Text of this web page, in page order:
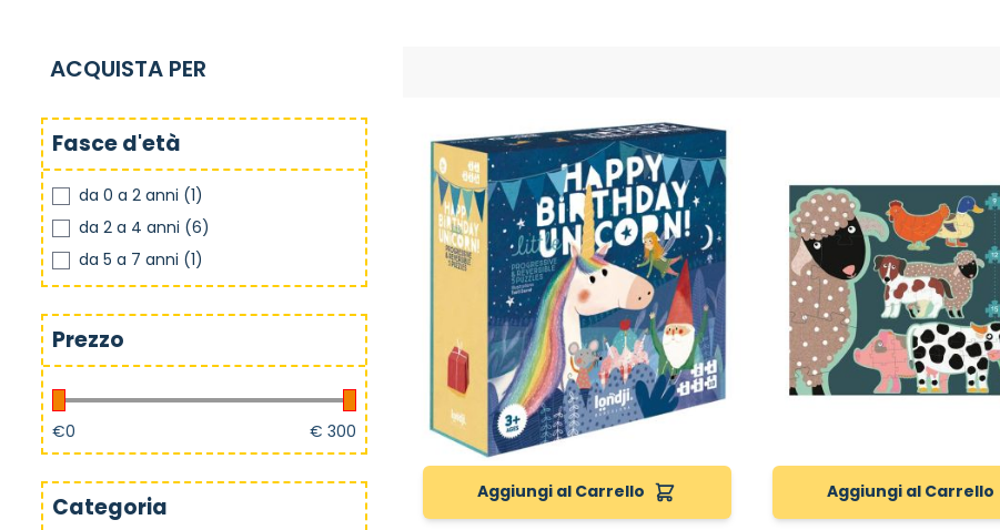
ACQUISTA PER
Fasce d'età
da 0 a 2 anni (1)
da 2 a 4 anni (6)
da 5 a 7 anni (1)
Prezzo
€0 € 300
Categoria
Aggiungi al Carrello Aggiungi al Carrello